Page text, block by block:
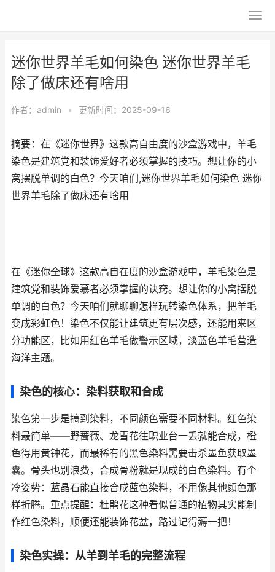
迷你世界羊毛如何染色 迷你世界羊毛
除了做床还有啥用
作者： admin • 更新时间：2025-09-16
摘要：在《迷你世界》这款高自由度的沙盒游戏中，羊毛
染色是建筑党和装饰爱好者必须掌握的技巧。想让你的小
窝摆脱单调的白色？今天咱们,迷你世界羊毛如何染色 迷你
世界羊毛除了做床还有啥用
在《迷你全球》这款高自在度的沙盒游戏中，羊毛染色是
建筑党和装饰爱慕者必须掌握的诀窍。想让你的小窝摆脱
单调的白色？今天咱们就聊聊怎样玩转染色体系，把羊毛
变成彩虹色！染色不仅能让建筑更有层次感，还能用来区
分功能区，比如用红色羊毛做警示区域，淡蓝色羊毛营造
海洋主题。
染色的核心：染料获取和合成
染色第一步是搞到染料，不同颜色需要不同材料。红色染
料最简单——野蔷薇、龙雪花往职业台一丢就能合成，橙
色得用黄钟花，而最稀有的黑色染料需要击杀墨鱼获取墨
囊。骨头也别浪费，合成骨粉就是现成的白色染料。有个
冷姿势：蓝晶石能直接合成蓝色染料，不用像其他颜色那
样折腾。 重点提醒 ：杜鹃花这种看似普通的植物其实能制
作红色染料，顺便还能装饰花盆，路过记得薅一把！
染色实操：从羊到羊毛的完整流程